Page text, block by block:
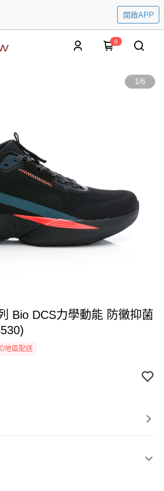
開啟APP
0
1/6
Bio DCS力學動能 防黴抑菌
/地區配送